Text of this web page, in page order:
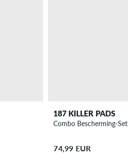
187 KILLER PADS
Combo Bescherming-Set
74,99 EUR